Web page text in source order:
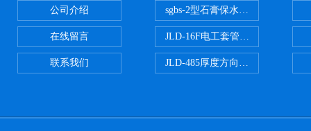
公司介绍
在线留言
联系我们
sgbs-2型石膏保水率测定仪粉刷
JLD-16F电工套管恒温水浴管材
JLD-485厚度方向性钢板拉伸试验